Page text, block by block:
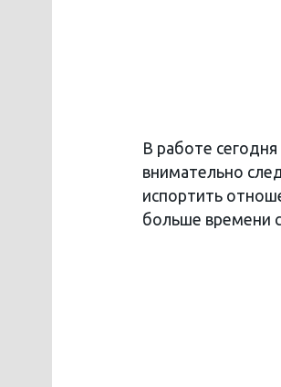
В работе
внимательно
испортить
больше времени